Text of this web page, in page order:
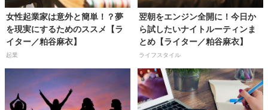
女性起業家は意外と簡単！？夢
を現実にするためのススメ【ラ
イター／粕谷麻衣】
起業
翌朝をエンジン全開に！今日か
ら試したいナイトルーティンま
とめ【ライター／粕谷麻衣】
ライフスタイル